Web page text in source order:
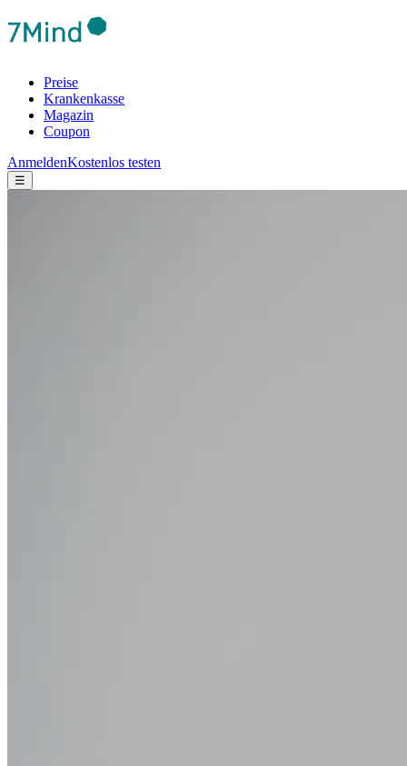
Preise
Krankenkasse
Magazin
Coupon
AnmeldenKostenlos testen
☰